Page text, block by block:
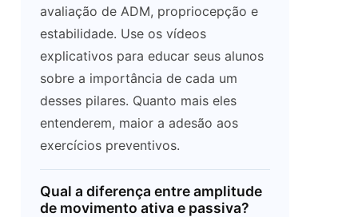
avaliação de ADM, propriocepção e
estabilidade. Use os vídeos
explicativos para educar seus alunos
sobre a importância de cada um
desses pilares. Quanto mais eles
entenderem, maior a adesão aos
exercícios preventivos.
Qual a diferença entre amplitude
de movimento ativa e passiva?